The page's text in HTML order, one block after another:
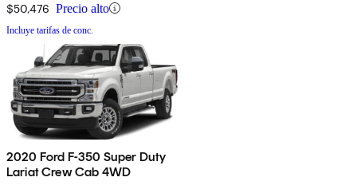
$50,476 Precio alto
Incluye tarifas de conc.
2020 Ford F-350 Super Duty
Lariat Crew Cab 4WD